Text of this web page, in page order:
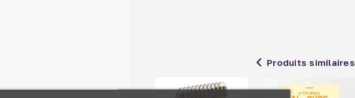
Produits similaires